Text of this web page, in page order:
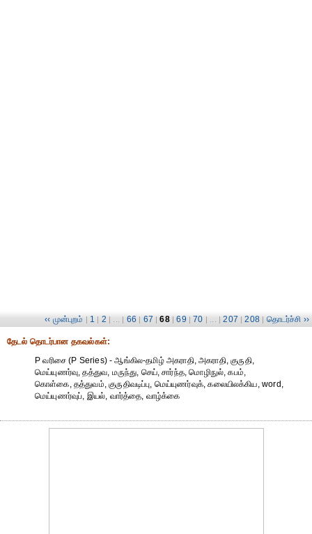
‹‹ முன்புறம் | 1 | 2 | ... | 66 | 67 | 68 | 69 | 70 | ... | 207 | 208 | தொடர்ச்சி ››
தேட‌ல் தொட‌ர்பான தகவ‌ல்க‌ள்:
P வரிசை (P Series) - ஆங்கில-தமிழ் அகராதி, அகராதி, குருதி,
மெய்யுணர்வு, தத்துவ, மருந்து, செய், சார்ந்த, மொழிநுல், கபம்,
கொள்கை, தத்துவம், குருதிவடிப்பு, மெய்யுணர்வுக், கலையிலக்கிய, word,
மெய்யுணர்வுப், இயல், வார்த்தை, வாழ்க்கை